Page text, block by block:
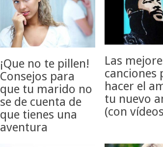
¡Que no te pillen!
Consejos para
que tu marido no
se de cuenta de
que tienes una
aventura
Las
canciones
hacer el
tu nuevo
(con